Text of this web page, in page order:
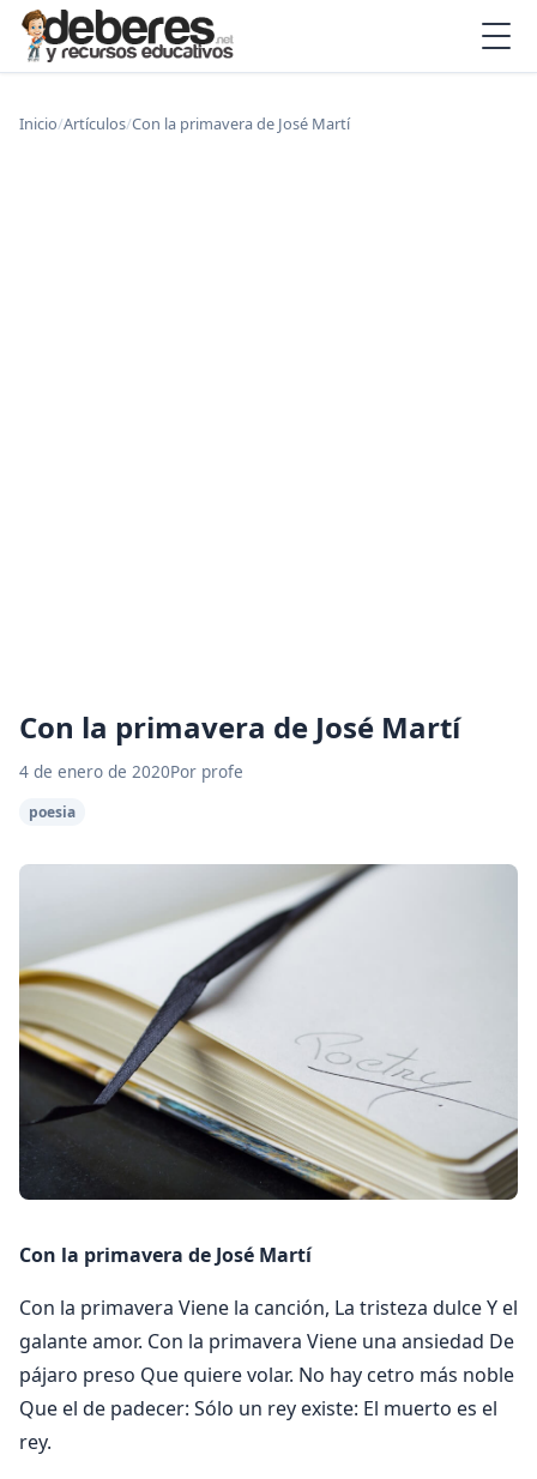
Inicio/Artículos/Con la primavera de José Martí
Con la primavera de José Martí
4 de enero de 2020Por profe
poesia
Con la primavera de José Martí
Con la primavera Viene la canción, La tristeza dulce Y el
galante amor. Con la primavera Viene una ansiedad De
pájaro preso Que quiere volar. No hay cetro más noble
Que el de padecer: Sólo un rey existe: El muerto es el
rey.